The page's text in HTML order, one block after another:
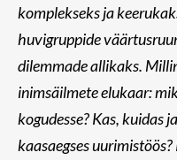
komplekseks ja
huvigruppide
dilemmade allikaks.
inimsäilmete elukaar:
kogudesse? Kas, kuidas
kaasaegses